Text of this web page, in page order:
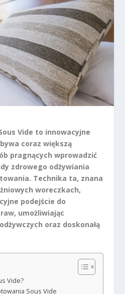
Vide to innowacyjne
coraz większą
pragnących wprowadzić
zdrowego odżywiania
Technika ta, znana
woreczkach,
podejście do
umożliwiając
oraz doskonałą
Vide?
Sous Vide